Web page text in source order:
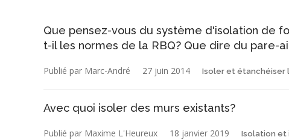
Que pensez-vous du système d'isolation de
t-il les normes de la RBQ? Que dire du pare-
Publié par Marc-André 27 juin 2014 Isoler et étanchéiser
Avec quoi isoler des murs existants?
Publié par Maxime L'Heureux 18 janvier 2019 Isolation et